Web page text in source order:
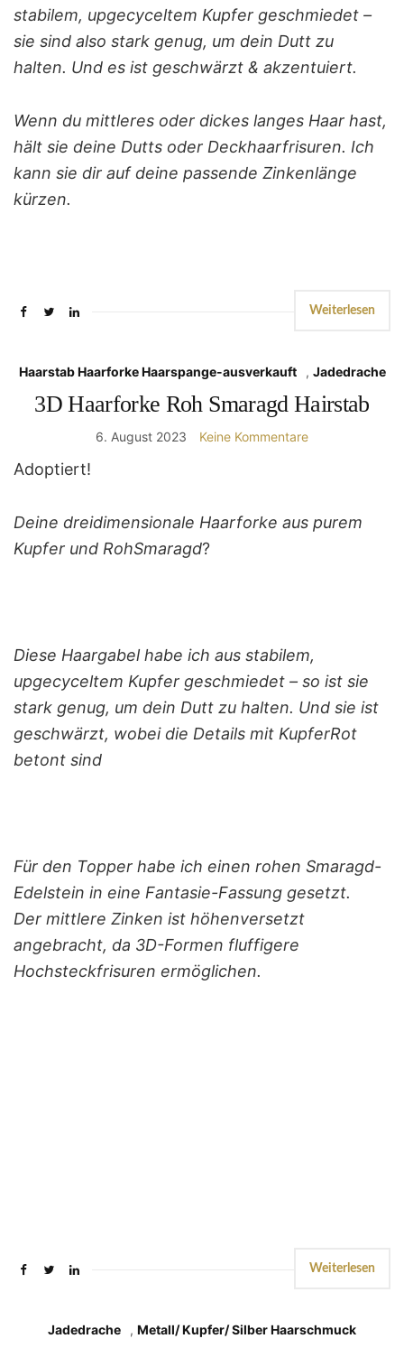
stabilem, upgecyceltem Kupfer geschmiedet –
sie sind also stark genug, um dein Dutt zu
halten. Und es ist geschwärzt & akzentuiert.
Wenn du mittleres oder dickes langes Haar hast,
hält sie deine Dutts oder Deckhaarfrisuren. Ich
kann sie dir auf deine passende Zinkenlänge
kürzen.
Weiterlesen
Haarstab Haarforke Haarspange-ausverkauft , Jadedrache
3D Haarforke Roh Smaragd Hairstab
6. August 2023 Keine Kommentare
Adoptiert!
Deine dreidimensionale Haarforke aus purem
Kupfer und RohSmaragd?
Diese Haargabel habe ich aus stabilem,
upgecyceltem Kupfer geschmiedet – so ist sie
stark genug, um dein Dutt zu halten. Und sie ist
geschwärzt, wobei die Details mit KupferRot
betont sind
Für den Topper habe ich einen rohen Smaragd-
Edelstein in eine Fantasie-Fassung gesetzt.
Der mittlere Zinken ist höhenversetzt
angebracht, da 3D-Formen fluffigere
Hochsteckfrisuren ermöglichen.
Weiterlesen
Jadedrache , Metall/ Kupfer/ Silber Haarschmuck